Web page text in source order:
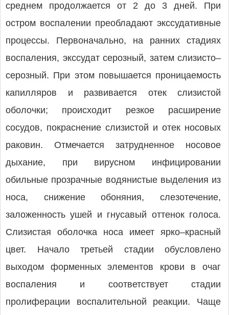
среднем продолжается от 2 до 3 дней. При
остром воспалении преобладают экссудативные
процессы. Первона­чально, на ранних стадиях
воспаления, экссудат серозный, затем слизисто–
серозный. При этом повышается проницаемость
капилляров и развивается отек слизистой
оболочки; происходит резкое расширение
сосудов, покраснение слизистой и отек носовых
раковин. Отмечается затрудненное носовое
дыхание, при вирусном инфицировании
обильные прозрачные водянистые выделения из
носа, снижение обоняния, слезотечение,
заложенность ушей и гнусавый оттенок голоса.
Слизистая оболочка носа имеет ярко–красный
цвет. Начало третьей стадии обусловлено
выходом форменных элементов крови в очаг
воспаления и соответствует стадии
пролиферации воспалительной реакции. Чаще